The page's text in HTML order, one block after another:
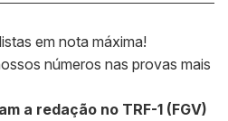
em nota máxima!
números nas provas mais
a redação no TRF-1 (FGV)